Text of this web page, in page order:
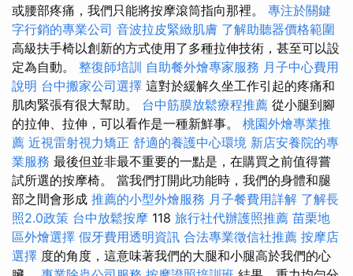
或腰部疼痛，我們只能將按摩滾筒指向那裡。 專注於關鍵
字行銷的專業公司 音波拉皮緊緻肌膚 了解助聽器價格範圍
高級扶手椅以創新的方式使用了多種拉伸技術，甚至可以設
定為自動。 整復師培訓 自助餐外燴專家服務 月子中心費用
說明 台中搬家公司選擇 這對於緩解久坐工作引起的疼痛和
肌肉緊張有很大幫助。 台中筋膜放鬆療程推薦 從小腿到腳
的拉伸、拉伸，可以看作是一種新鮮事。 桃園外燴專業推
薦 近視雷射視力矯正 舒適的養護中心環境 新店安養院的專
業服務 最後但並非最不重要的一點是，在購買之前值得嘗
試所選的按摩椅。 當我們打開此功能時，我們的身體和腿
部之間會形成 推薦的小型外燴服務 月子餐費用詳解 了解長
照2.0政策 台中放鬆按摩 118 旅行社代辦護照推薦 苗栗地
區外燴選擇 假牙費用透明資訊 合法專業徵信社推薦 按摩店
選擇 度的角度，這意味著我們的大腿和小腿高於我們的心